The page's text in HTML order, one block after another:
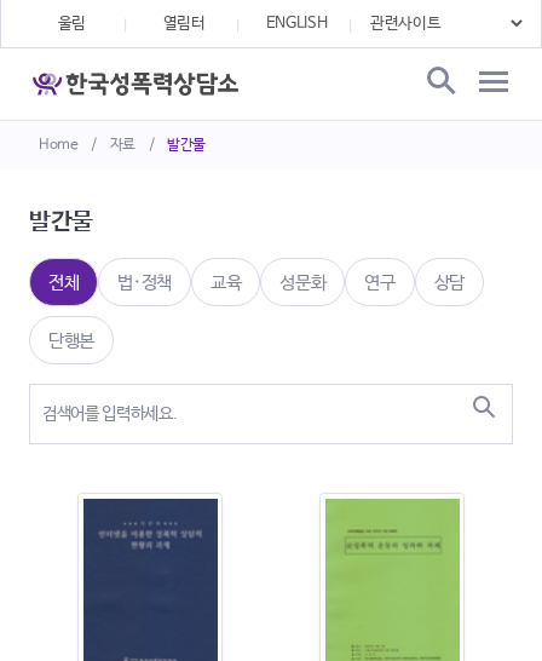
Home / 자료 / 발간물
울림 열림터 ENGLISH
발간물
전체 법·정책 교육 성문화 연구 상담
단행본